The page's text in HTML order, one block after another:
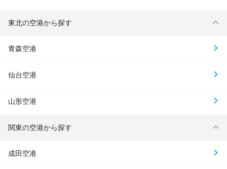
東北の空港から探す
青森空港
仙台空港
山形空港
関東の空港から探す
成田空港